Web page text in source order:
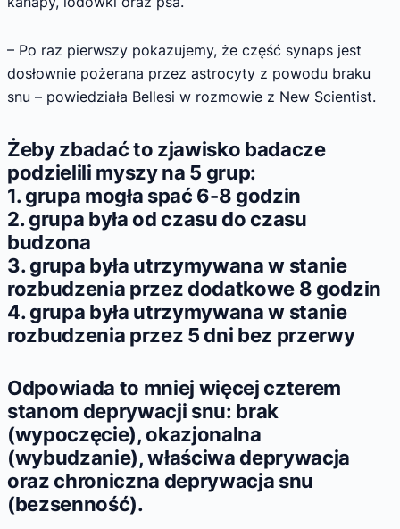
– Po raz pierwszy pokazujemy, że część synaps jest
dosłownie pożerana przez astrocyty z powodu braku
snu – powiedziała Bellesi w rozmowie z New Scientist.
Żeby zbadać to zjawisko badacze
podzielili myszy na 5 grup:
1. grupa mogła spać 6-8 godzin
2. grupa była od czasu do czasu
budzona
3. grupa była utrzymywana w stanie
rozbudzenia przez dodatkowe 8 godzin
4. grupa była utrzymywana w stanie
rozbudzenia przez 5 dni bez przerwy
Odpowiada to mniej więcej czterem
stanom deprywacji snu: brak
(wypoczęcie), okazjonalna
(wybudzanie), właściwa deprywacja
oraz chroniczna deprywacja snu
(bezsenność).